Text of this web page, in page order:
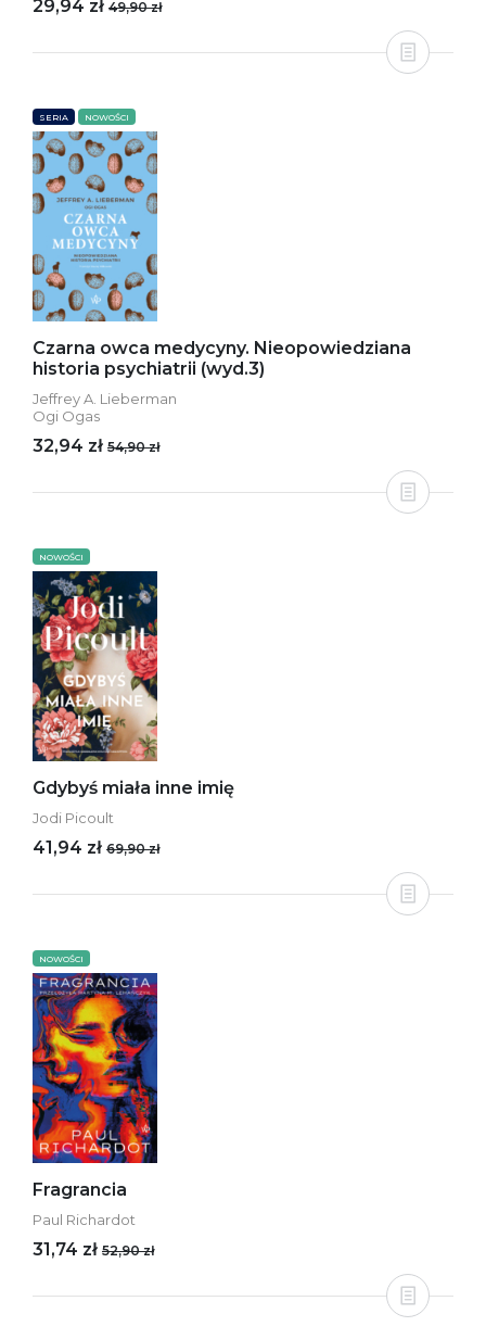
29,94 zł 49,90 zł
SERIA NOWOŚCI
Czarna owca medycyny. Nieopowiedziana
historia psychiatrii (wyd.3)
Jeffrey A. Lieberman
Ogi Ogas
32,94 zł 54,90 zł
NOWOŚCI
Gdybyś miała inne imię
Jodi Picoult
41,94 zł 69,90 zł
NOWOŚCI
Fragrancia
Paul Richardot
31,74 zł 52,90 zł